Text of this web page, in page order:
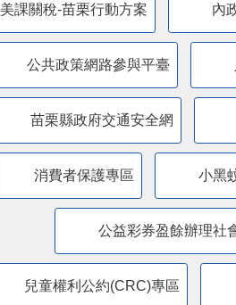
美課關稅-苗栗行動方案 內
公共政策網路參與平臺
苗栗縣政府交通安全網
消費者保護專區 小黑
公益彩券盈餘辦理社
兒童權利公約(CRC)專區